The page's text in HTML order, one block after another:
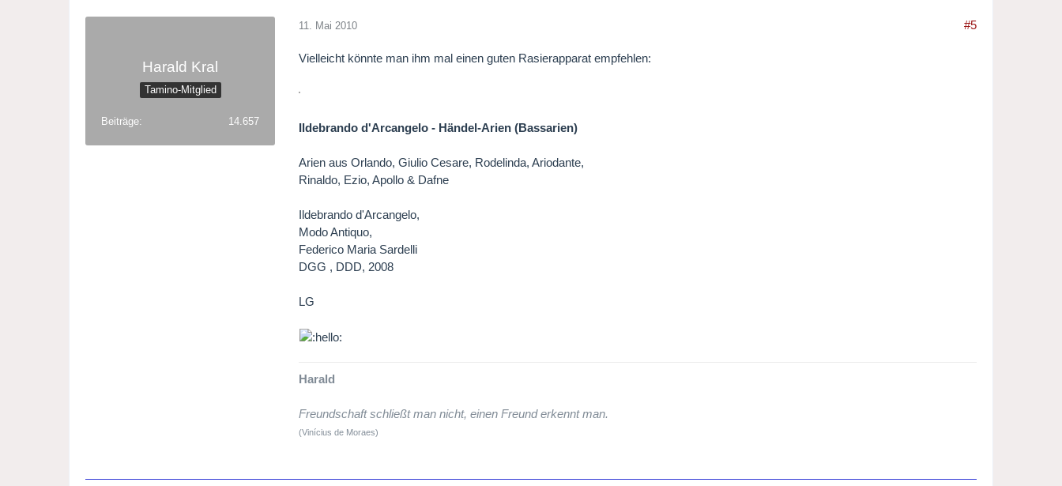
Harald Kral
Tamino-Mitglied
Beiträge 14.657
11. Mai 2010 #5
Vielleicht könnte man ihm mal einen guten Rasierapparat empfehlen:
Ildebrando d'Arcangelo - Händel-Arien (Bassarien)
Arien aus Orlando, Giulio Cesare, Rodelinda, Ariodante,
Rinaldo, Ezio, Apollo & Dafne
Ildebrando d'Arcangelo,
Modo Antiquo,
Federico Maria Sardelli
DGG , DDD, 2008
LG
Harald
Freundschaft schließt man nicht, einen Freund erkennt man.
(Vinícius de Moraes)